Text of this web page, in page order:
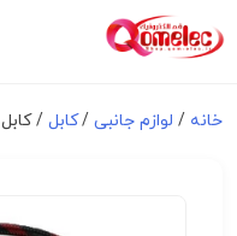
خانه / لوازم جانبی/کابل / کابل HDMI به طول 10 متر